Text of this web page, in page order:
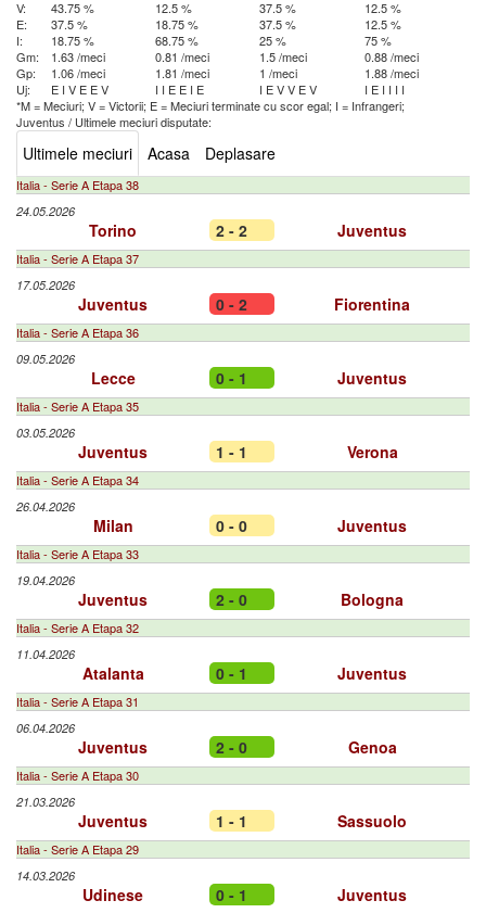
V:
43.75 % 12.5 % 37.5 %
12.5 %
E:
37.5 % 18.75 % 37.5 %
12.5 %
I:
18.75 % 68.75 % 25 %
75 %
Gm:
1.63 /meci 0.81 /meci 1.5 /meci
0.88 /meci
Gp:
1.06 /meci 1.81 /meci 1 /meci
1.88 /meci
Uj:
E I V E EV I I E E I E I EVV EV I E I I I I
*M = Meciuri; V = Victorii; E = Meciuri terminate cu scor egal; I = Infrangeri;
Juventus / Ultimele meciuri disputate:
Ultimele meciuri Acasa Deplasare
Italia - Serie A Etapa 38
24.05.2026
Torino 2 - 2 Juventus
Italia - Serie A Etapa 37
17.05.2026
Juventus 0 - 2 Fiorentina
Italia - Serie A Etapa 36
09.05.2026
Lecce 0 - 1 Juventus
Italia - Serie A Etapa 35
03.05.2026
Juventus 1 - 1 Verona
Italia - Serie A Etapa 34
26.04.2026
Milan 0 - 0 Juventus
Italia - Serie A Etapa 33
19.04.2026
Juventus 2 - 0 Bologna
Italia - Serie A Etapa 32
11.04.2026
Atalanta 0 - 1 Juventus
Italia - Serie A Etapa 31
06.04.2026
Juventus 2 - 0 Genoa
Italia - Serie A Etapa 30
21.03.2026
Juventus 1 - 1 Sassuolo
Italia - Serie A Etapa 29
14.03.2026
Udinese 0 - 1 Juventus